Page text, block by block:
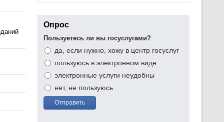
Опрос
Пользуетесь ли вы госуслугами?
да, если нужно, хожу в центр госуслуг
пользуюсь в электронном виде
электронные услуги неудобны
нет, не пользуюсь
Отправить